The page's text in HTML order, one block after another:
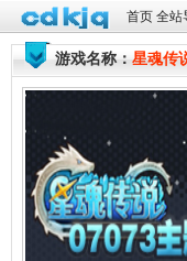
首页 全站
游戏名称：星魂传